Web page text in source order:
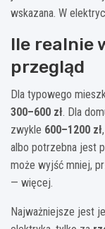
wskazana. W
Ile realnie
przegląd
Dla typowego
300–600 zł. Dla
zwykle 600–1200 zł
albo potrzebna jest
może wyjść mniej,
— więcej.
Najważniejsze jest